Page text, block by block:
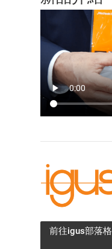
前往igus部落